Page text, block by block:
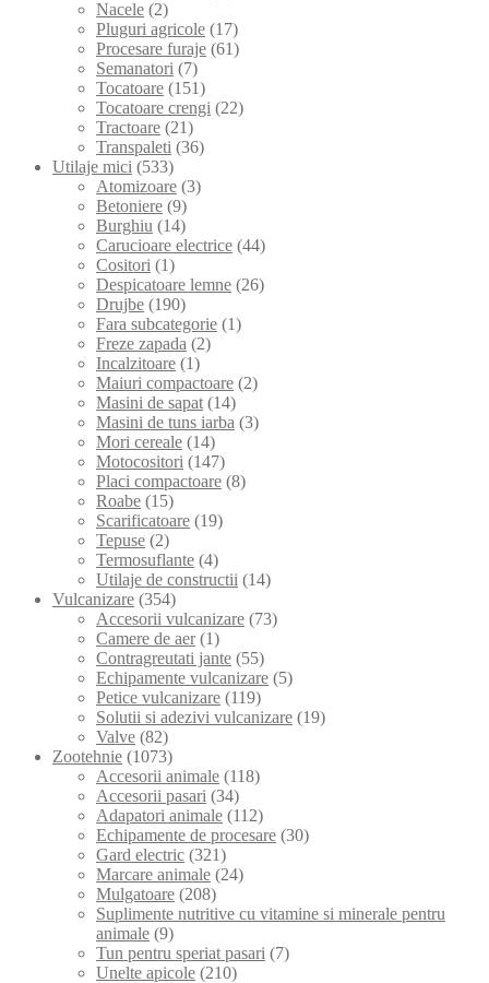
Nacele (2)
Pluguri agricole (17)
Procesare furaje (61)
Semanatori (7)
Tocatoare (151)
Tocatoare crengi (22)
Tractoare (21)
Transpaleti (36)
Utilaje mici (533)
Atomizoare (3)
Betoniere (9)
Burghiu (14)
Carucioare electrice (44)
Cositori (1)
Despicatoare lemne (26)
Drujbe (190)
Fara subcategorie (1)
Freze zapada (2)
Incalzitoare (1)
Maiuri compactoare (2)
Masini de sapat (14)
Masini de tuns iarba (3)
Mori cereale (14)
Motocositori (147)
Placi compactoare (8)
Roabe (15)
Scarificatoare (19)
Tepuse (2)
Termosuflante (4)
Utilaje de constructii (14)
Vulcanizare (354)
Accesorii vulcanizare (73)
Camere de aer (1)
Contragreutati jante (55)
Echipamente vulcanizare (5)
Petice vulcanizare (119)
Solutii si adezivi vulcanizare (19)
Valve (82)
Zootehnie (1073)
Accesorii animale (118)
Accesorii pasari (34)
Adapatori animale (112)
Echipamente de procesare (30)
Gard electric (321)
Marcare animale (24)
Mulgatoare (208)
Suplimente nutritive cu vitamine si minerale pentru
animale (9)
Tun pentru speriat pasari (7)
Unelte apicole (210)